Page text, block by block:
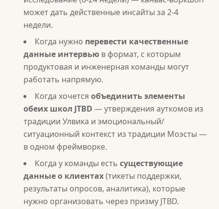
может дать действенные инсайты за 2-4
недели.
Когда нужно перевести качественные
данные интервью в формат, с которым
продуктовая и инженерная команды могут
работать напрямую.
Когда хочется объединить элементы
обеих школ JTBD — утверждения ауткомов из
традиции Улвика и эмоциональный/
ситуационный контекст из традиции Моэсты —
в одном фреймворке.
Когда у команды есть существующие
данные о клиентах(тикеты поддержки,
результаты опросов, аналитика), которые
нужно организовать через призму JTBD.